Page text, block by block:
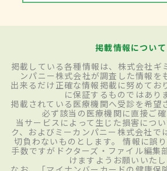
掲載情報について
掲載している各種情報は、株式会社ギ
ンパニー株式会社が調査した情報を
出来るだけ正確な情報掲載に努めてお
に保証するものではあり
掲載されている医療機関へ受診を希望
必ず該当の医療機関に直接ご確
当サービスによって生じた損害につ
ク、およびミーカンパニー株式会社で
切負わないものとします。 情報に誤
手数ですがドクターズ・ファイル編集
けますようお願いいたし